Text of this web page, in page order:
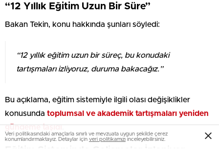
“12 Yıllık Eğitim Uzun Bir Süre”
Bakan Tekin, konu hakkında şunları söyledi:
“12 yıllık eğitim uzun bir süreç, bu konudaki
tartışmaları izliyoruz, duruma bakacağız.”
Bu açıklama, eğitim sistemiyle ilgili olası değişiklikler
konusunda toplumsal ve akademik tartışmaları yeniden
Veri politikasındaki amaçlarla sınırlı ve mevzuata uygun şekilde çerez
konumlandırmaktayız. Detaylar için veri politikamızı inceleyebilirsiniz.